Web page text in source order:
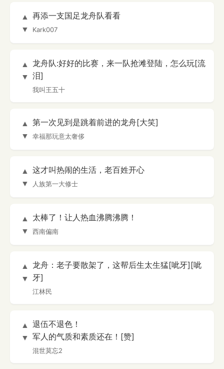
▲
▼
再添一支国足龙舟队看看
Kark007
▲
▼
龙舟队:好好的比赛，来一队抢滩登陆，怎么玩[流
泪]
我叫王五十
▲
▼
第一次见到是跳着前进的龙舟[大笑]
幸福那玩意太奢侈
▲
▼
这才叫热闹的生活，老百姓开心
人族第一大修士
▲
▼
太棒了！让人热血沸腾沸腾！
西南偏南
▲
▼
龙舟：老子要散架了，这帮后生太生猛[呲牙][呲
牙]
江林民
▲
▼
退伍不退色！
军人的气质和素质还在！[赞]
混世莫忘2